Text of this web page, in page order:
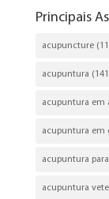
Principais
acupuncture
acupuntura
acupuntura em
acupuntura em
acupuntura
acupuntura